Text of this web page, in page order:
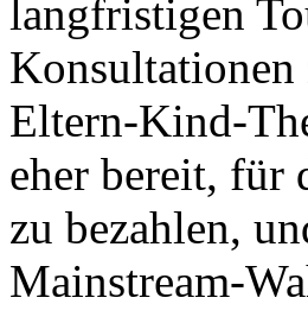
langfristigen
Konsultationen
Eltern-Kind-
eher bereit,
zu bezahlen,
Mainstream-